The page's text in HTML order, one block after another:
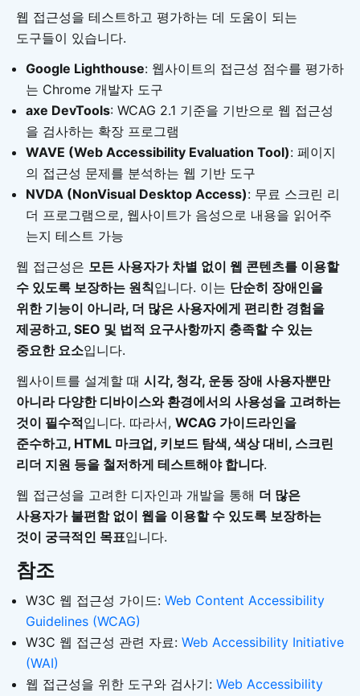
웹 접근성을 테스트하고 평가하는 데 도움이 되는
도구들이 있습니다.
Google Lighthouse: 웹사이트의 접근성 점수를 평가하
는 Chrome 개발자 도구
axe DevTools: WCAG 2.1 기준을 기반으로 웹 접근성
을 검사하는 확장 프로그램
WAVE (Web Accessibility Evaluation Tool): 페이지
의 접근성 문제를 분석하는 웹 기반 도구
NVDA (NonVisual Desktop Access): 무료 스크린 리
더 프로그램으로, 웹사이트가 음성으로 내용을 읽어주
는지 테스트 가능
웹 접근성은 모든 사용자가 차별 없이 웹 콘텐츠를 이용할
수 있도록 보장하는 원칙입니다. 이는 단순히 장애인을
위한 기능이 아니라, 더 많은 사용자에게 편리한 경험을
제공하고, SEO 및 법적 요구사항까지 충족할 수 있는
중요한 요소입니다.
웹사이트를 설계할 때 시각, 청각, 운동 장애 사용자뿐만
아니라 다양한 디바이스와 환경에서의 사용성을 고려하는
것이 필수적입니다. 따라서, WCAG 가이드라인을
준수하고, HTML 마크업, 키보드 탐색, 색상 대비, 스크린
리더 지원 등을 철저하게 테스트해야 합니다.
웹 접근성을 고려한 디자인과 개발을 통해 더 많은
사용자가 불편함 없이 웹을 이용할 수 있도록 보장하는
것이 궁극적인 목표입니다.
참조
W3C 웹 접근성 가이드: Web Content Accessibility
Guidelines (WCAG)
W3C 웹 접근성 관련 자료: Web Accessibility Initiative
(WAI)
웹 접근성을 위한 도구와 검사기: Web Accessibility